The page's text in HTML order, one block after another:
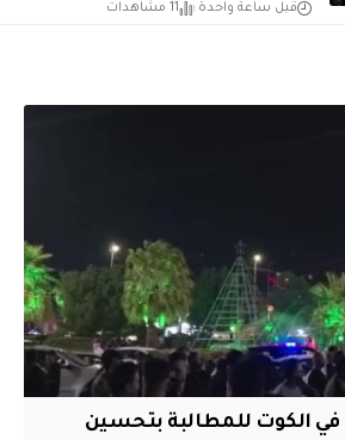
قبل ساعة واحدة 11 مشاهدات
في الكوت للمطالبة بتحسين